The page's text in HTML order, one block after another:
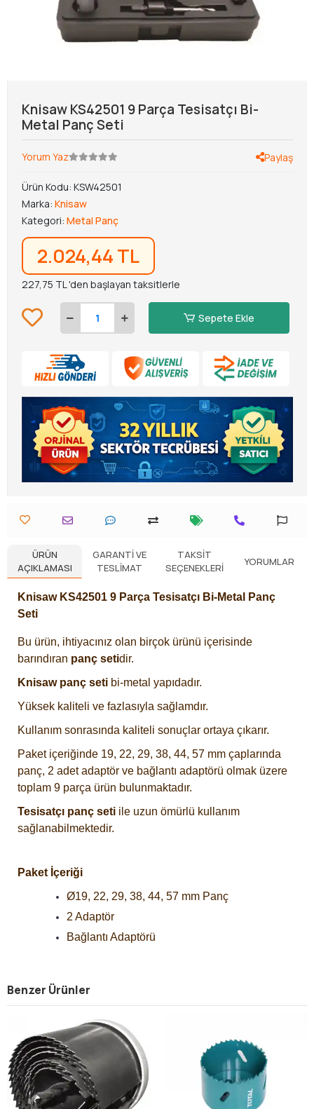
Knisaw KS42501 9 Parça Tesisatçı Bi-
Metal Panç Seti
Yorum Yaz Paylaş
Ürün Kodu: KSW42501
Marka: Knisaw
Kategori: Metal Panç
2.024,44 TL
227,75 TL 'den başlayan taksitlerle
Sepete Ekle
ÜRÜN
AÇIKLAMASI
GARANTI VE
TESLIMAT
TAKSIT
SEÇENEKLERI
YORUMLAR
Knisaw KS42501 9 Parça Tesisatçı Bi-Metal Panç
Seti
Bu ürün, ihtiyacınız olan birçok ürünü içerisinde
barındıran panç setidir.
Knisaw panç seti bi-metal yapıdadır.
Yüksek kaliteli ve fazlasıyla sağlamdır.
Kullanım sonrasında kaliteli sonuçlar ortaya çıkarır.
Paket içeriğinde 19, 22, 29, 38, 44, 57 mm çaplarında
panç, 2 adet adaptör ve bağlantı adaptörü olmak üzere
toplam 9 parça ürün bulunmaktadır.
Tesisatçı panç seti ile uzun ömürlü kullanım
sağlanabilmektedir.
Paket İçeriği
Ø19, 22, 29, 38, 44, 57 mm Panç
2 Adaptör
Bağlantı Adaptörü
Benzer Ürünler